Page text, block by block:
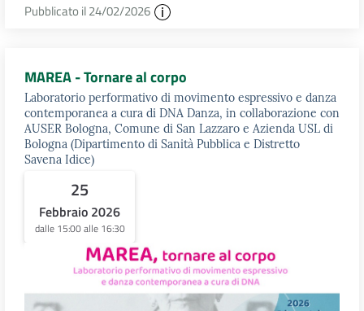
Pubblicato il 24/02/2026
MAREA - Tornare al corpo
Laboratorio performativo di movimento espressivo e danza
contemporanea a cura di DNA Danza, in collaborazione con
AUSER Bologna, Comune di San Lazzaro e Azienda USL di
Bologna (Dipartimento di Sanità Pubblica e Distretto
Savena Idice)
25
Febbraio 2026
dalle 15:00 alle 16:30